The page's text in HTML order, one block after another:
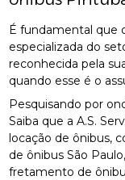
É fundamental que
especializada do
reconhecida pela
quando esse é o
Pesquisando por
Saiba que a A.S.
locação de ônibus,
de ônibus São
fretamento de